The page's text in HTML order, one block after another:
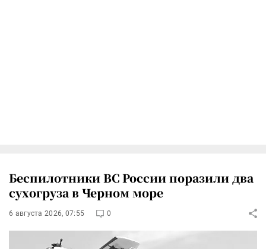
Беспилотники ВС России поразили два
сухогруза в Черном море
6 августа 2026, 07:55 0